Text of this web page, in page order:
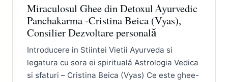
Miraculosul Ghee din Detoxul Ayurvedic
Panchakarma -Cristina Beica (Vyas),
Consilier Dezvoltare personală
Introducere in Stiintei Vietii Ayurveda si
legatura cu sora ei spirituală Astrologia Vedica
si sfaturi – Cristina Beica (Vyas) Ce este ghee-